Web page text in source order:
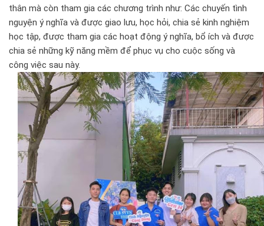
thân mà còn tham gia các chương trình như: Các chuyến tình
nguyện ý nghĩa và được giao lưu, học hỏi, chia sẻ kinh nghiệm
học tập, được tham gia các hoạt động ý nghĩa, bổ ích và được
chia sẻ những kỹ năng mềm để phục vụ cho cuộc sống và
công việc sau này.